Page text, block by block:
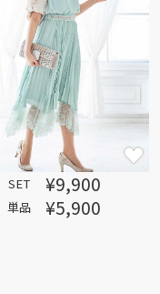
SET ¥9,900
単品 ¥5,900